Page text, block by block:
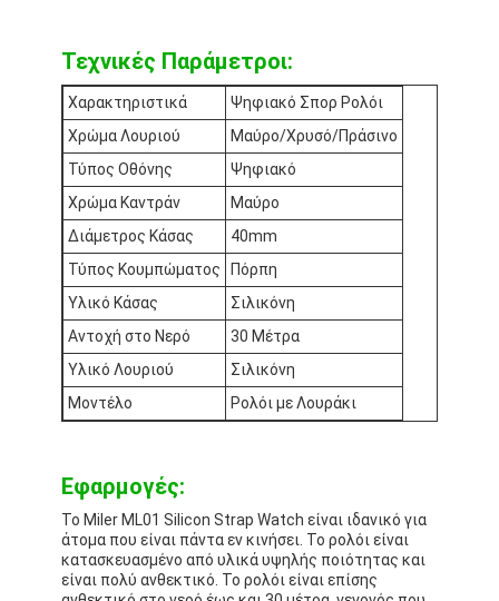
Σχετικά με εμάς
Επισκέψεις στο εργοστάσιο
Ποιοτικός έλεγχος
Επικοινωνήστε μαζί μας
Ειδήσεις
Υποθέσεις
Ιστολόγιο
Δερμάτινο ρολόι από χαλαζία
Ατσάλινο ρολόι με ζώνη
Τεχνικές Παράμετροι:
Χαρακτηριστικά
Ψηφιακό Σπορ Ρολόι
Χρώμα Λουριού
Μαύρο/Χρυσό/Πράσινο
Τύπος Οθόνης
Ψηφιακό
Χρώμα Καντράν
Μαύρο
Διάμετρος Κάσας
40mm
Τύπος Κουμπώματος
Πόρπη
Υλικό Κάσας
Σιλικόνη
Αντοχή στο Νερό
30 Μέτρα
Υλικό Λουριού
Σιλικόνη
Μοντέλο
Ρολόι με Λουράκι
Εφαρμογές:
Το Miler ML01 Silicon Strap Watch είναι ιδανικό για
άτομα που είναι πάντα εν κινήσει. Το ρολόι είναι
κατασκευασμένο από υλικά υψηλής ποιότητας και
είναι πολύ ανθεκτικό. Το ρολόι είναι επίσης